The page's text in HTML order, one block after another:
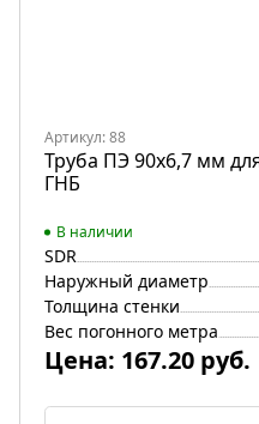
Артикул: 88
Труба ПЭ 90x6,7 мм
ГНБ
В наличии
SDR
Наружный диаметр
Толщина стенки
Вес погонного метра
Цена: 167.20 руб.